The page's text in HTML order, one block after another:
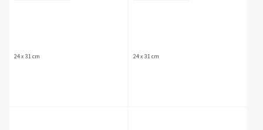
24 x 31 cm 24 x 31 cm